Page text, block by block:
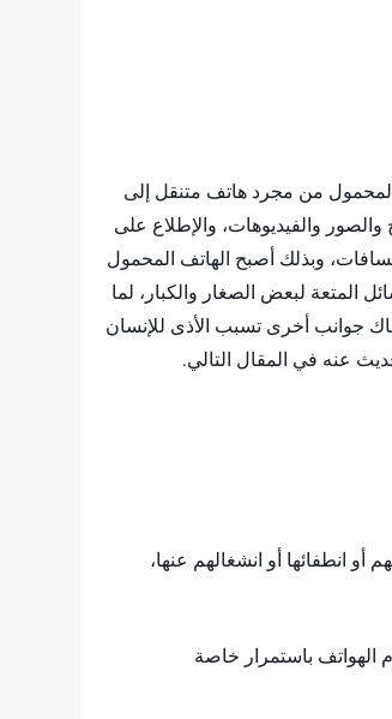
المحمول من مجرد هاتف متنقل إلى
والفيديوهات، والإطلاع على
وبذلك أصبح الهاتف المحمول
لبعض الصغار والكبار، لما
جوانب أخرى تسبب الأذى للإنسان
عنه في المقال التالي.
انطفائها أو انشغالهم عنها،
الهواتف باستمرار خاصة